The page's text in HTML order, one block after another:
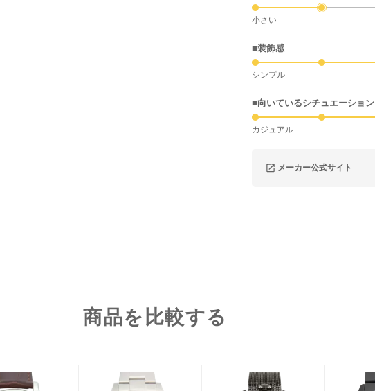
小さい
■装飾感
シンプル
■向いているシチュエーション
カジュアル
メーカー公式サイト
商品を比較する